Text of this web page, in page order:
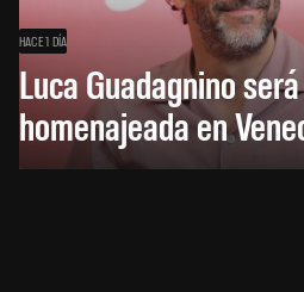
HACE 1 DÍA
Luca Guadagnino
homenajeada en